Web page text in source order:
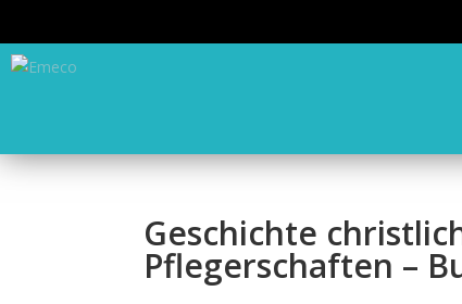
Geschichte
Pflegerschaften –